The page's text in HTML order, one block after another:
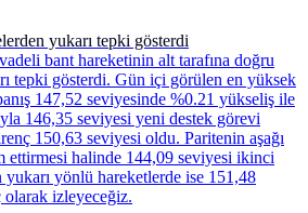
yukarı tepki gösterdi
bant hareketinin alt tarafına doğru
tepki gösterdi. Gün içi görülen en yüksek
147,52 seviyesinde %0.21 yükseliş ile
146,35 seviyesi yeni destek görevi
150,63 seviyesi oldu. Paritenin aşağı
ettirmesi halinde 144,09 seviyesi ikinci
yönlü hareketlerde ise 151,48
izleyeceğiz.